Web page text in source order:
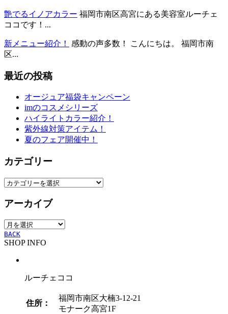
艶でるイノアカラー 福岡市南区高宮にある美容室ルーチェ
ココです！...
新メニュー紹介！
感動の声多数！ こんにちは。 福岡市南
区...
最近の投稿
オージュア福袋キャンペーン
imのコスメシリーズ
ハイライトカラー紹介！
紫外線対策アイテム！
夏のフェア開催中！
カテゴリー
カ
ゴ
ー
アーカイブ
ア
ー
カ
BACK
SHOP INFO
ルーチェココ
住所：
福岡市南区大楠3-12-21
モナーク高宮1F